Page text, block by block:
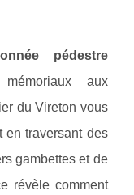
pédestre
aux
du Vireton vous
en traversant des
gambettes et de
révèle comment